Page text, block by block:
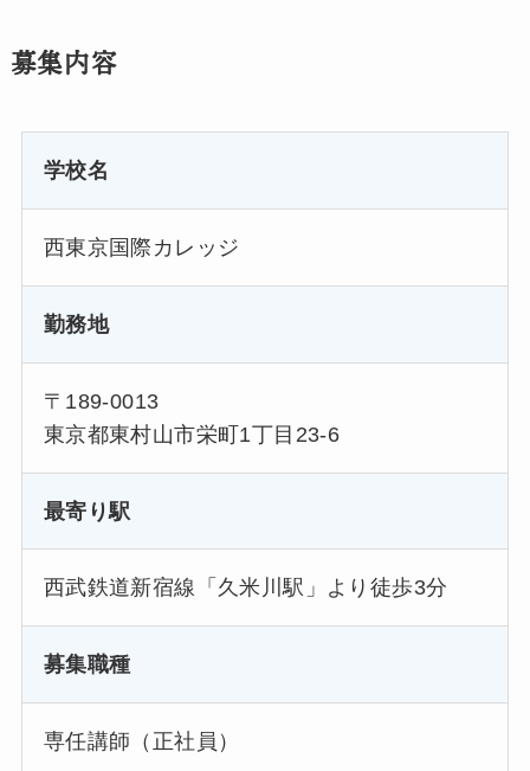
募集内容
学校名
西東京国際カレッジ
勤務地
〒189-0013
東京都東村山市栄町1丁目23-6
最寄り駅
西武鉄道新宿線「久米川駅」より徒歩3分
募集職種
専任講師（正社員）